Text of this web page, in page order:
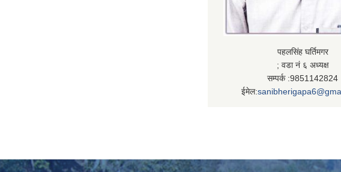
पहलसिंह घर्तिमगर
; वडा नं ६ अध्यक्ष
सम्पर्क :9851142824
ईमेल: